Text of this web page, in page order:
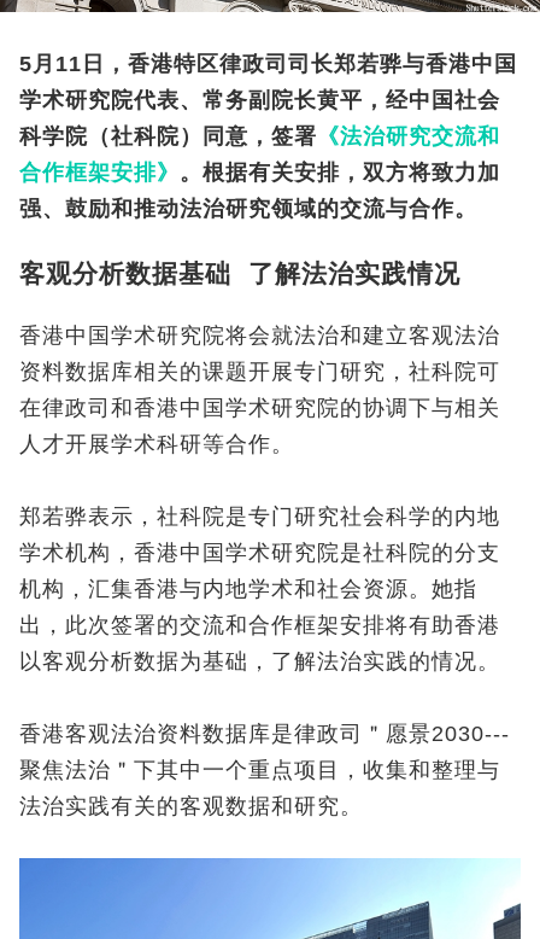
5月11日，香港特区律政司司长郑若骅与香港中国
学术研究院代表、常务副院长黄平，经中国社会
科学院（社科院）同意，签署 《法治研究交流和
合作框架安排》 。根据有关安排，双方将致力加
强、鼓励和推动法治研究领域的交流与合作。
客观分析数据基础 了解法治实践情况
香港中国学术研究院将会就法治和建立客观法治
资料数据库相关的课题开展专门研究，社科院可
在律政司和香港中国学术研究院的协调下与相关
人才开展学术科研等合作。
郑若骅表示，社科院是专门研究社会科学的内地
学术机构，香港中国学术研究院是社科院的分支
机构，汇集香港与内地学术和社会资源。她指
出，此次签署的交流和合作框架安排将有助香港
以客观分析数据为基础，了解法治实践的情况。
香港客观法治资料数据库是律政司＂愿景2030---
聚焦法治＂下其中一个重点项目，收集和整理与
法治实践有关的客观数据和研究。